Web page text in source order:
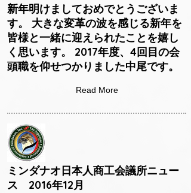
新年明けましておめでとうございま
す。 大きな変革の波を感じる新年を
皆様と一緒に迎えられたことを嬉し
く思います。 2017年度、4回目の会
頭職を仰せつかりました中尾です。
Read More
ミンダナオ日本人商工会議所ニュー
ス 2016年12月